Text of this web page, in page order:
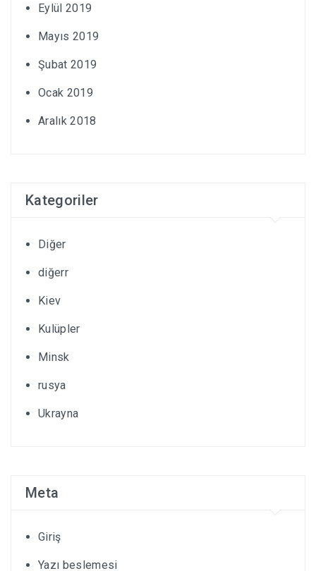
Eylül 2019
Mayıs 2019
Şubat 2019
Ocak 2019
Aralık 2018
Kategoriler
Diğer
diğerr
Kiev
Kulüpler
Minsk
rusya
Ukrayna
Meta
Giriş
Yazı beslemesi